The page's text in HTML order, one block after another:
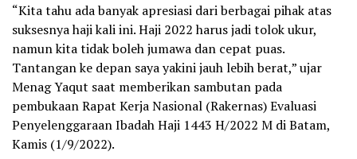
“Kita tahu ada banyak apresiasi dari berbagai pihak atas
suksesnya haji kali ini. Haji 2022 harus jadi tolok ukur,
namun kita tidak boleh jumawa dan cepat puas.
Tantangan ke depan saya yakini jauh lebih berat,” ujar
Menag Yaqut saat memberikan sambutan pada
pembukaan Rapat Kerja Nasional (Rakernas) Evaluasi
Penyelenggaraan Ibadah Haji 1443 H/2022 M di Batam,
Kamis (1/9/2022).